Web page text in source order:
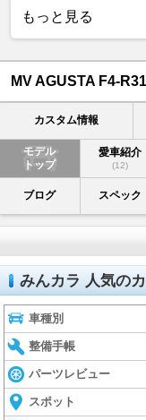
もっと見る
MV AGUSTA F4-
カスタム情報
モデル
トップ
愛車紹介
(12)
ブログ スペック
みんカラ 人気の
車種別
整備手帳
パーツレビュー
スポット